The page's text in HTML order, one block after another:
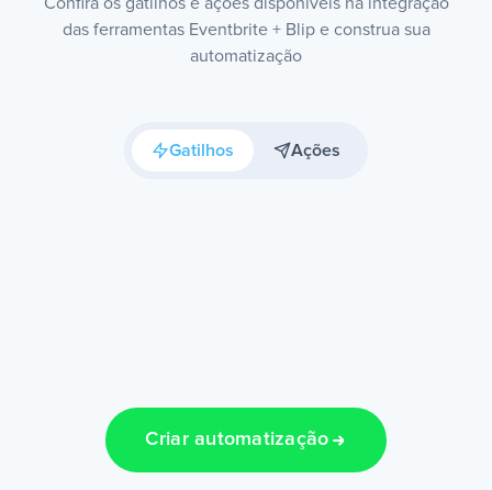
das ferramentas Eventbrite + Blip e construa sua
automatização
Gatilhos Ações
Criar automatização